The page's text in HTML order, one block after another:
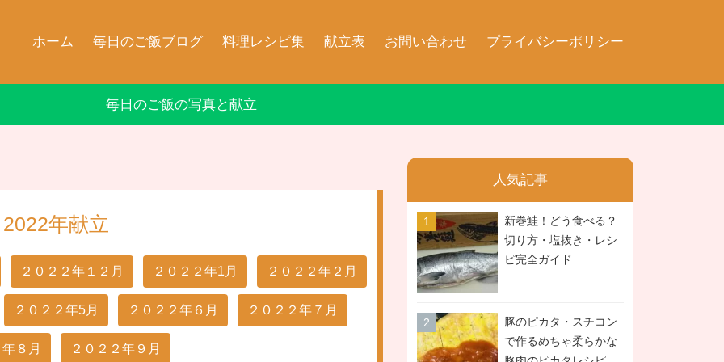
ホーム 毎日のご飯ブログ 料理レシピ集 献立表 お問い合わせ プライバシーポリシー
毎日のご飯の写真と献立
2022年献立
２０２２年１２月 ２０２２年1月 ２０２２年２月
２０２２年5月 ２０２２年６月 ２０２２年７月
８月 ２０２２年９月
人気記事
新巻鮭！どう食べる？
切り方・塩抜き・レシ
ピ完全ガイド
豚のピカタ・スチコン
で作るめちゃ柔らかな